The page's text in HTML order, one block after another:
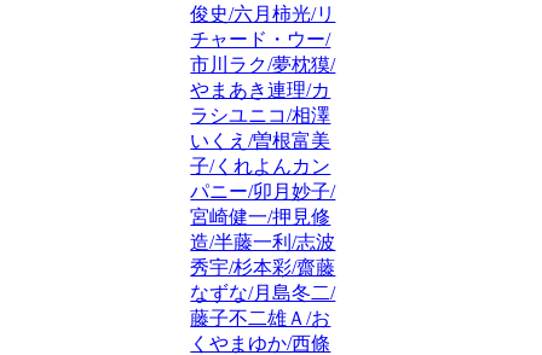
俊史/六月柿光/リ
チャード・ウー/
市川ラク/夢枕獏/
やまあき連理/カ
ラシユニコ/相澤
いくえ/曽根富美
子/くれよんカン
パニー/卯月妙子/
宮崎健一/押見修
造/半藤一利/志波
秀宇/杉本彩/齋藤
なずな/月島冬二/
藤子不二雄Ａ/お
くやまゆか/西條